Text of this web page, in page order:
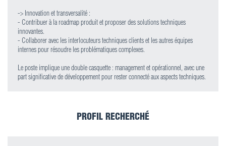
-> Innovation et transversalité :
- Contribuer à la roadmap produit et proposer des solutions techniques
innovantes.
- Collaborer avec les interlocuteurs techniques clients et les autres équipes
internes pour résoudre les problématiques complexes.
Le poste implique une double casquette : management et opérationnel, avec une
part significative de développement pour rester connecté aux aspects techniques.
PROFIL RECHERCHÉ